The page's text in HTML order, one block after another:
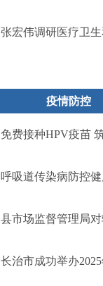
张宏伟调研医疗卫
疫情防控
免费接种HPV疫苗
呼吸道传染病防控
县市场监督管理局
长治市成功举办